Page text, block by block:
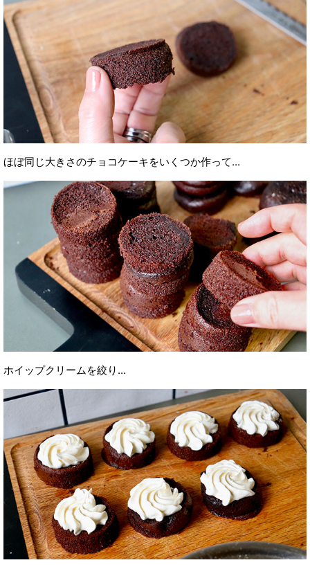
ほぼ同じ大きさのチョコケーキをいくつか作って...
ホイップクリームを絞り...